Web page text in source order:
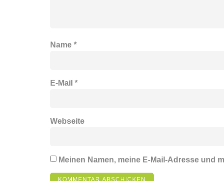
Name *
E-Mail *
Webseite
Meinen Namen, meine E-Mail-Adresse und